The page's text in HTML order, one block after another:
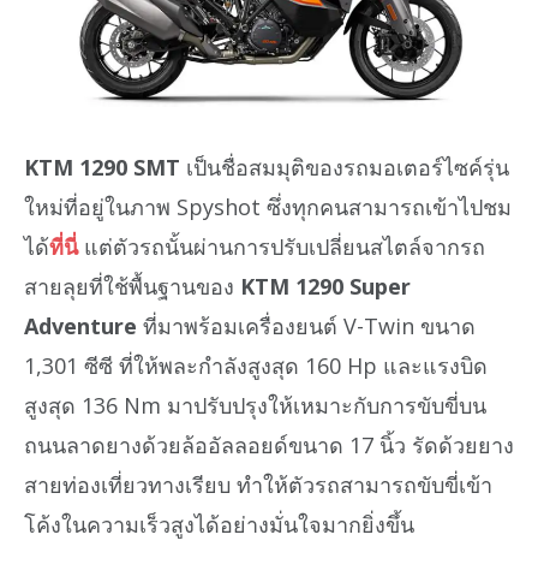
KTM 1290 SMT เป็นชื่อสมมุติของรถมอเตอร์ไซค์รุ่น
ใหม่ที่อยู่ในภาพ Spyshot ซึ่งทุกคนสามารถเข้าไปชม
ได้ที่นี่แต่ตัวรถนั้นผ่านการปรับเปลี่ยนสไตล์จากรถ
สายลุยที่ใช้พื้นฐานของ KTM 1290 Super
Adventure ที่มาพร้อมเครื่องยนต์ V-Twin ขนาด
1,301 ซีซี ที่ให้พละกำลังสูงสุด 160 Hp และแรงบิด
สูงสุด 136 Nm มาปรับปรุงให้เหมาะกับการขับขี่บน
ถนนลาดยางด้วยล้ออัลลอยด์ขนาด 17 นิ้ว รัดด้วยยาง
สายท่องเที่ยวทางเรียบ ทำให้ตัวรถสามารถขับขี่เข้า
โค้งในความเร็วสูงได้อย่างมั่นใจมากยิ่งขึ้น